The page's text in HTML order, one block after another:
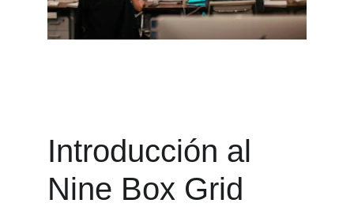
Introducción al
Nine Box Grid